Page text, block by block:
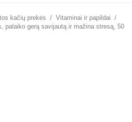
kačių prekės / Vitaminai ir papildai /
palaiko gerą savijautą ir mažina stresą, 50